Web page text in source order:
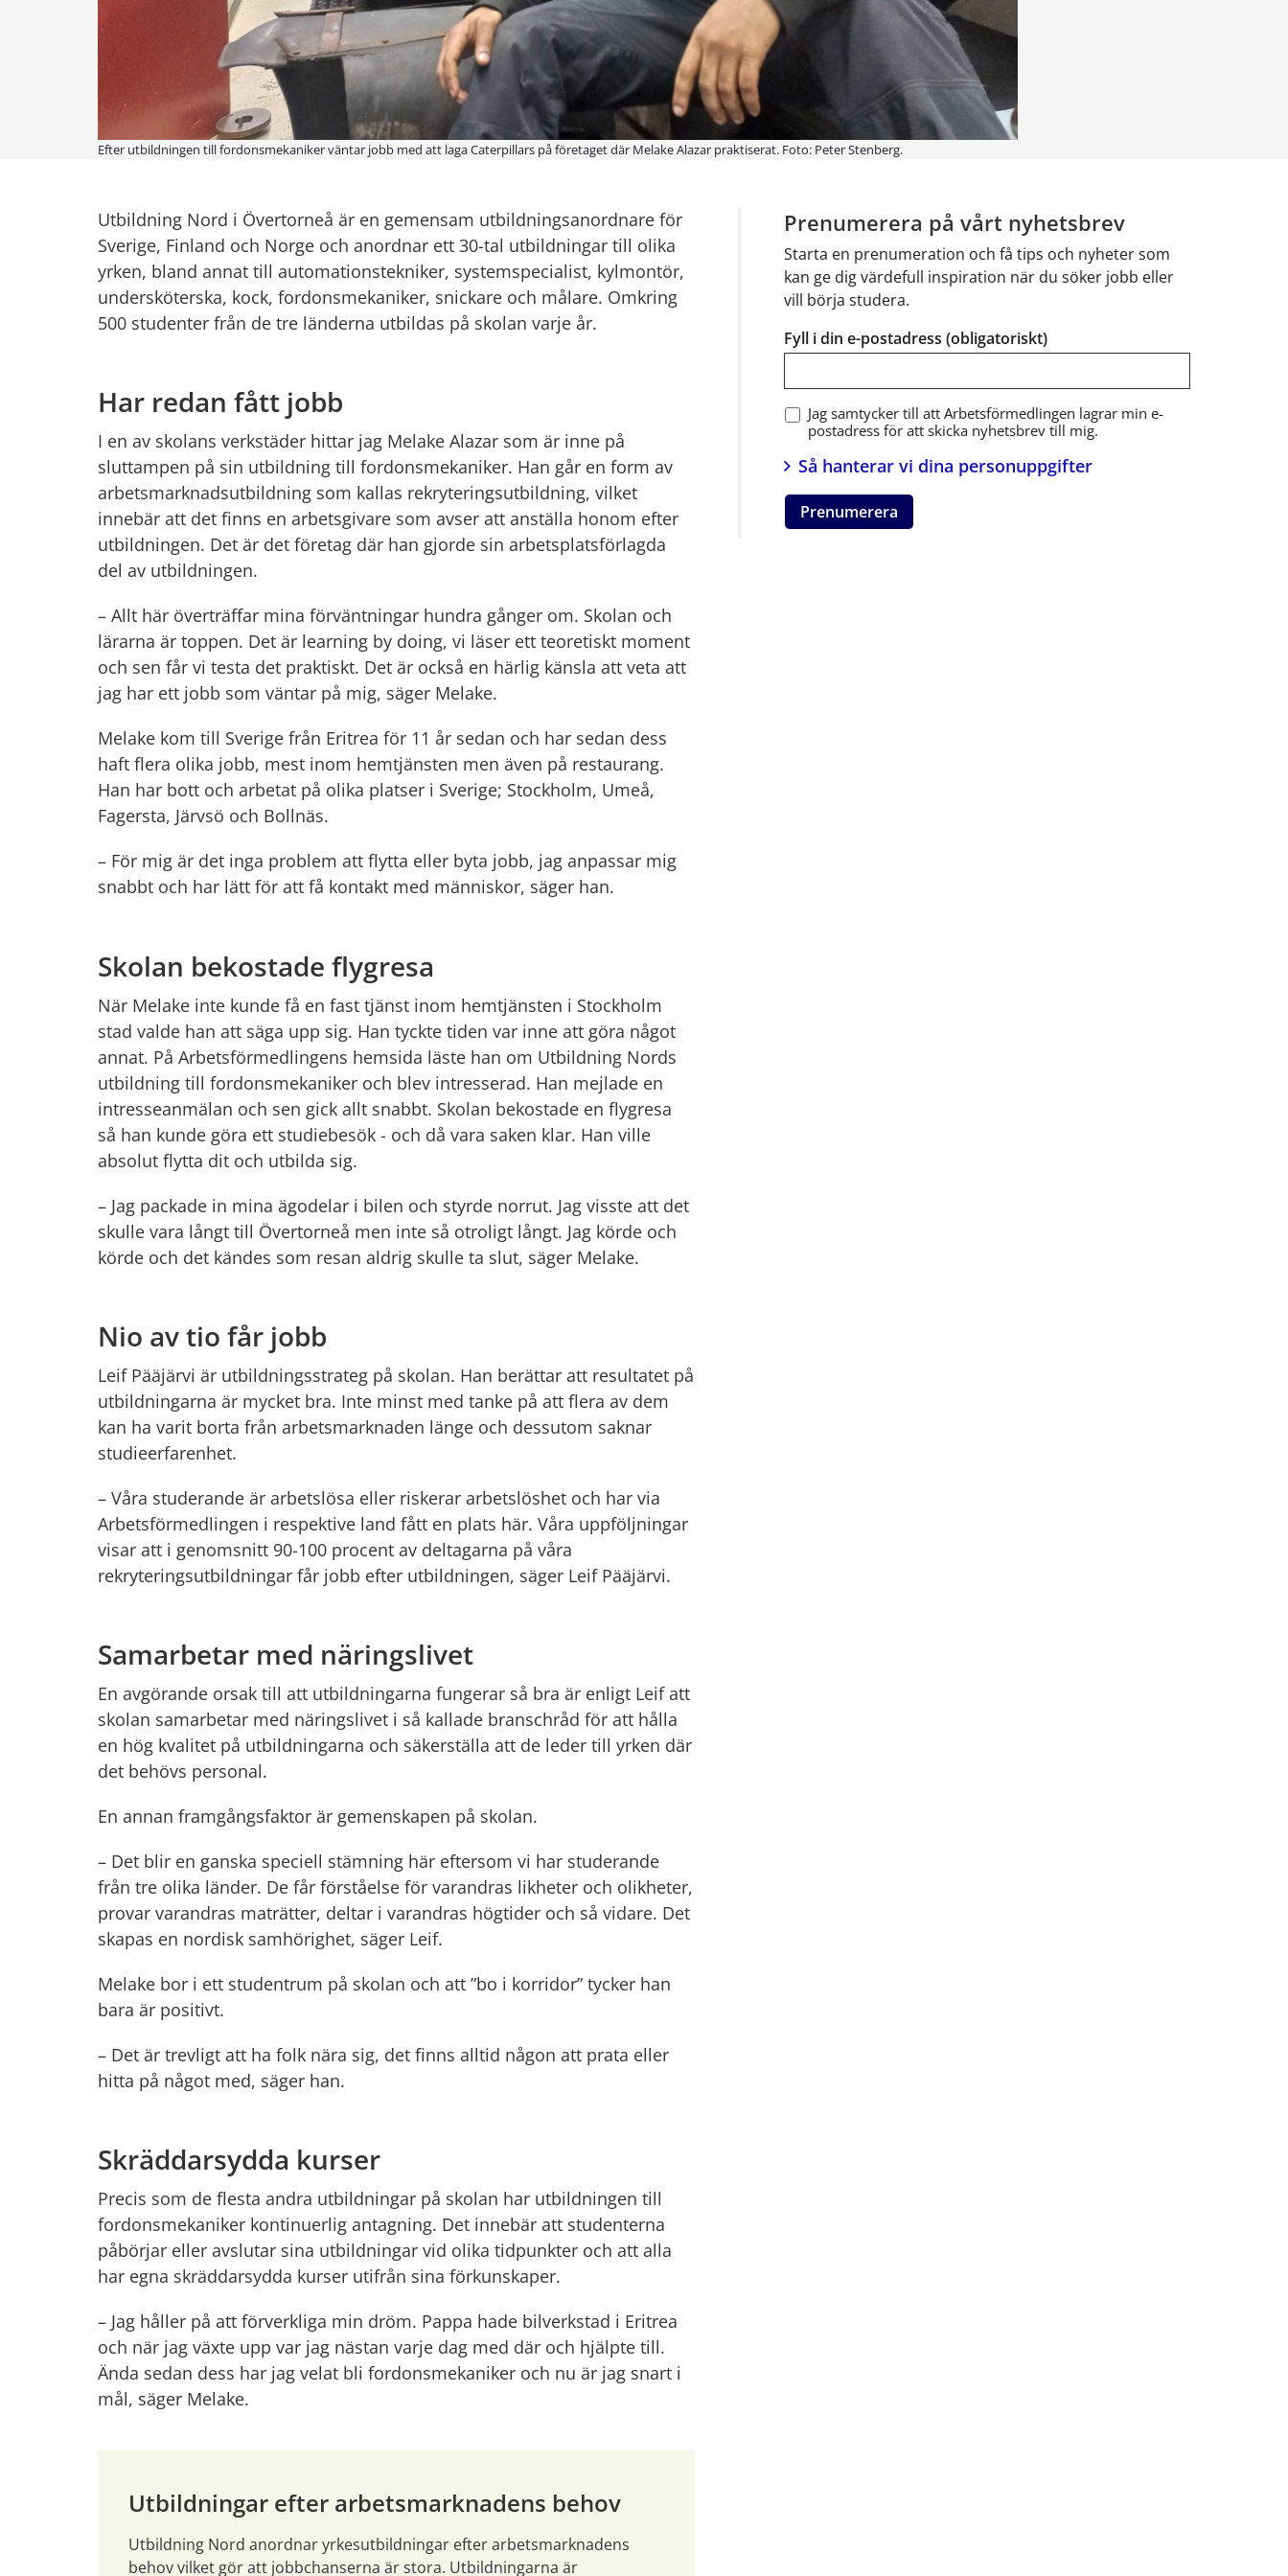
Efter utbildningen till fordonsmekaniker väntar jobb med att laga Caterpillars på företaget där Melake Alazar praktiserat. Foto: Peter Stenberg.
Utbildning Nord i Övertorneå är en gemensam utbildningsanordnare för
Sverige, Finland och Norge och anordnar ett 30-tal utbildningar till olika
yrken, bland annat till automationstekniker, systemspecialist, kylmontör,
undersköterska, kock, fordonsmekaniker, snickare och målare. Omkring
500 studenter från de tre länderna utbildas på skolan varje år.
Har redan fått jobb
I en av skolans verkstäder hittar jag Melake Alazar som är inne på
sluttampen på sin utbildning till fordonsmekaniker. Han går en form av
arbetsmarknadsutbildning som kallas rekryteringsutbildning, vilket
innebär att det finns en arbetsgivare som avser att anställa honom efter
utbildningen. Det är det företag där han gjorde sin arbetsplatsförlagda
del av utbildningen.
– Allt här överträffar mina förväntningar hundra gånger om. Skolan och
lärarna är toppen. Det är learning by doing, vi läser ett teoretiskt moment
och sen får vi testa det praktiskt. Det är också en härlig känsla att veta att
jag har ett jobb som väntar på mig, säger Melake.
Melake kom till Sverige från Eritrea för 11 år sedan och har sedan dess
haft flera olika jobb, mest inom hemtjänsten men även på restaurang.
Han har bott och arbetat på olika platser i Sverige; Stockholm, Umeå,
Fagersta, Järvsö och Bollnäs.
– För mig är det inga problem att flytta eller byta jobb, jag anpassar mig
snabbt och har lätt för att få kontakt med människor, säger han.
Skolan bekostade flygresa
När Melake inte kunde få en fast tjänst inom hemtjänsten i Stockholm
stad valde han att säga upp sig. Han tyckte tiden var inne att göra något
annat. På Arbetsförmedlingens hemsida läste han om Utbildning Nords
utbildning till fordonsmekaniker och blev intresserad. Han mejlade en
intresseanmälan och sen gick allt snabbt. Skolan bekostade en flygresa
så han kunde göra ett studiebesök - och då vara saken klar. Han ville
absolut flytta dit och utbilda sig.
– Jag packade in mina ägodelar i bilen och styrde norrut. Jag visste att det
skulle vara långt till Övertorneå men inte så otroligt långt. Jag körde och
körde och det kändes som resan aldrig skulle ta slut, säger Melake.
Nio av tio får jobb
Leif Pääjärvi är utbildningsstrateg på skolan. Han berättar att resultatet på
utbildningarna är mycket bra. Inte minst med tanke på att flera av dem
kan ha varit borta från arbetsmarknaden länge och dessutom saknar
studieerfarenhet.
– Våra studerande är arbetslösa eller riskerar arbetslöshet och har via
Arbetsförmedlingen i respektive land fått en plats här. Våra uppföljningar
visar att i genomsnitt 90-100 procent av deltagarna på våra
rekryteringsutbildningar får jobb efter utbildningen, säger Leif Pääjärvi.
Samarbetar med näringslivet
En avgörande orsak till att utbildningarna fungerar så bra är enligt Leif att
skolan samarbetar med näringslivet i så kallade branschråd för att hålla
en hög kvalitet på utbildningarna och säkerställa att de leder till yrken där
det behövs personal.
En annan framgångsfaktor är gemenskapen på skolan.
– Det blir en ganska speciell stämning här eftersom vi har studerande
från tre olika länder. De får förståelse för varandras likheter och olikheter,
provar varandras maträtter, deltar i varandras högtider och så vidare. Det
skapas en nordisk samhörighet, säger Leif.
Melake bor i ett studentrum på skolan och att ”bo i korridor” tycker han
bara är positivt.
– Det är trevligt att ha folk nära sig, det finns alltid någon att prata eller
hitta på något med, säger han.
Skräddarsydda kurser
Precis som de flesta andra utbildningar på skolan har utbildningen till
fordonsmekaniker kontinuerlig antagning. Det innebär att studenterna
påbörjar eller avslutar sina utbildningar vid olika tidpunkter och att alla
har egna skräddarsydda kurser utifrån sina förkunskaper.
– Jag håller på att förverkliga min dröm. Pappa hade bilverkstad i Eritrea
och när jag växte upp var jag nästan varje dag med där och hjälpte till.
Ända sedan dess har jag velat bli fordonsmekaniker och nu är jag snart i
mål, säger Melake.
Utbildningar efter arbetsmarknadens behov
Utbildning Nord anordnar yrkesutbildningar efter arbetsmarknadens
behov vilket gör att jobbchanserna är stora. Utbildningarna är
Prenumerera på vårt nyhetsbrev
Starta en prenumeration och få tips och nyheter som
kan ge dig värdefull inspiration när du söker jobb eller
vill börja studera.
Fyll i din e-postadress (obligatoriskt)
Jag samtycker till att Arbetsförmedlingen lagrar min e-
postadress för att skicka nyhetsbrev till mig.
Så hanterar vi dina personuppgifter
Prenumerera